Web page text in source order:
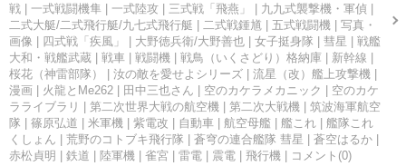
戦
一式戦闘機隼 一式陸攻 三式戦「飛燕」
九九式襲撃機・軍偵
二式大艇/二式飛行艇/九七式飛行艇
二式戦鍾馗 五式戦闘機
写真・
画像
四式戦「疾風」 大野徳兵衛/大野善也 女子挺身隊 彗星
戦艦
大和・戦艦武蔵
戦車 戦闘機 戦鳥（いくさどり）格納庫
新幹線
桜花（神雷部隊）
汝の敵を愛せよシリーズ
流星（改）艦上攻撃機
漫画
火龍とMe262 田中三也さん 空のカケラメカニック
空のカケ
ラライブラリ
第二次世界大戦の航空機 第二次大戦機
筑波海軍航空
隊
篠原弘道 米軍機 紫電改 自動車 航空母艦 艦これ
艦隊これ
くしょん
荒野のコトブキ飛行隊 蒼穹の連合艦隊 彗星
蒼空はるか
赤松貞明
鉄道 陸軍機 雀宮 雷電 震電 飛行機 コメント(0)